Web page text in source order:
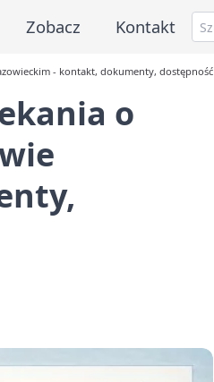
Zobacz Kontakt
- kontakt, dokumenty, dostępność
o